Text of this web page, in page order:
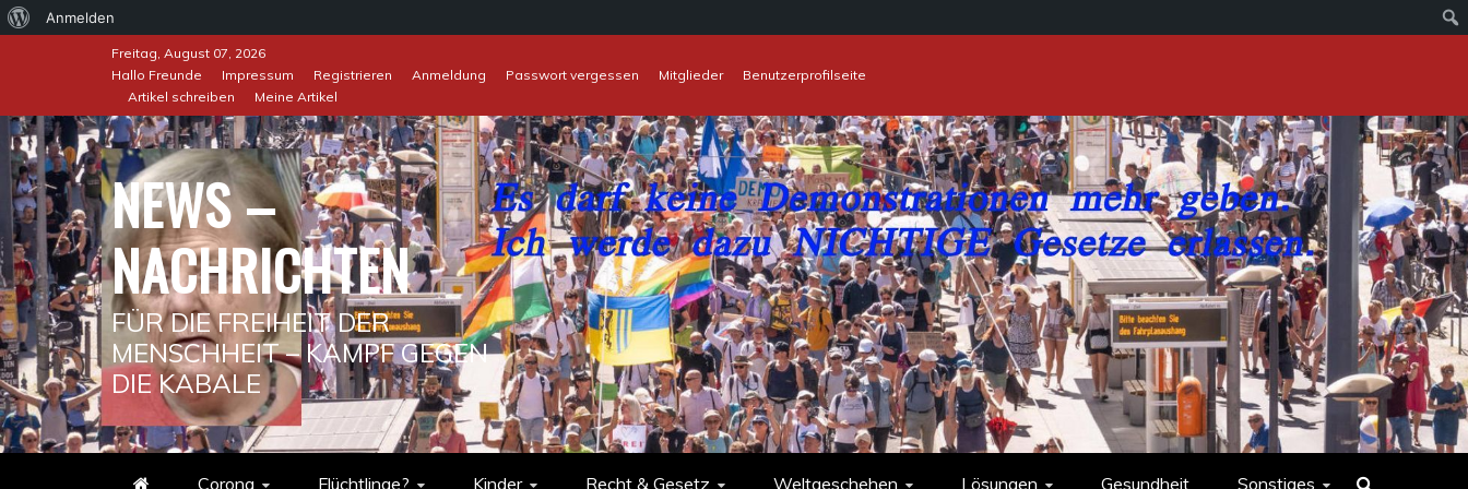
Über
Anmelden
Freitag, August 07, 2026
Hallo Freunde
Impressum Registrieren Anmeldung Passwort vergessen Mitglieder
Benutzerprofilseite
Artikel schreiben
Meine Artikel
NEWS –
NACHRICHTEN
FÜR DIE FREIHEIT DER
MENSCHHEIT – KAMPF GEGEN
DIE KABALE
Corona Flüchtlinge? Kinder Recht & Gesetz Weltgeschehen Lösungen Gesundheit Sonstiges